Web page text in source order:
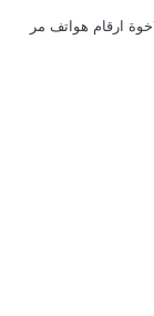
ارقام هواتف مر